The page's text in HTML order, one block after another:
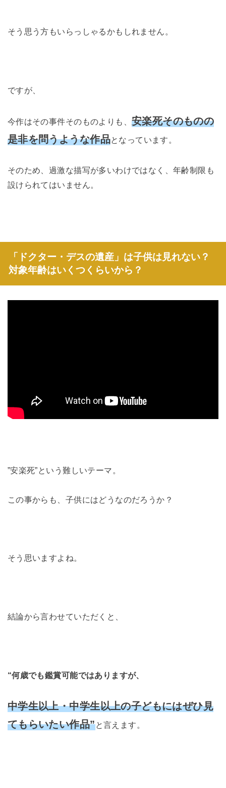
そう思う方もいらっしゃるかもしれません。
ですが、
今作はその事件そのものよりも、安楽死そのものの
是非を問うような作品となっています。
そのため、過激な描写が多いわけではなく、年齢制限も
設けられてはいません。
「ドクター・デスの遺産」は子供は見れない？
対象年齢はいくつくらいから？
”安楽死”という難しいテーマ。
この事からも、子供にはどうなのだろうか？
そう思いますよね。
結論から言わせていただくと、
“何歳でも鑑賞可能ではありますが、
中学生以上・中学生以上の子どもにはぜひ見
てもらいたい作品”と言えます。